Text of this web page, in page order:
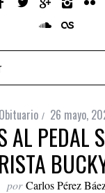
Obituario 26 mayo,
AL PEDAL
por Carlos Pérez